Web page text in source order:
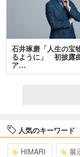
石井琢磨「人生の宝
るように」 初披露
ア…
人気のキーワード
HIMARI 展